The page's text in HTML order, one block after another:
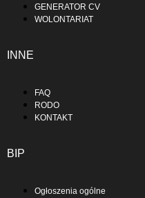
GENERATOR CV
WOLONTARIAT
INNE
FAQ
RODO
KONTAKT
BIP
Ogłoszenia ogólne